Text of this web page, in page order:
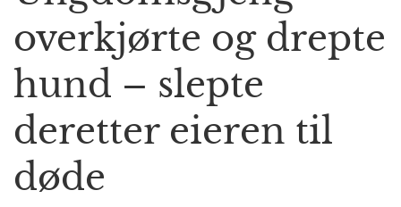
a
t
o
overkjørte og drepte
hund – slepte
deretter eieren til
døde